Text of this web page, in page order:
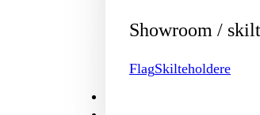
Showroom /
FlagSkilteholdere